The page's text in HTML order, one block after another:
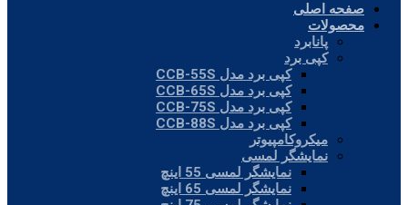
صفحه اصلی
محصولات
پانابرد
کپی برد
کپی برد مدل CCB-55S
کپی برد مدل CCB-65S
کپی برد مدل CCB-75S
کپی برد مدل CCB-88S
میکروکامپیوتر
نمایشگر لمسی
نمایشگر لمسی 55 اینچ
نمایشگر لمسی 65 اینچ